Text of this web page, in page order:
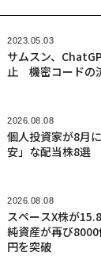
2023.05.03
サムスン、
止 機密コードの
2026.08.08
個人投資家が8月
安」な配当株8選
2026.08.08
スペースX株が
純資産が再び
円を突破